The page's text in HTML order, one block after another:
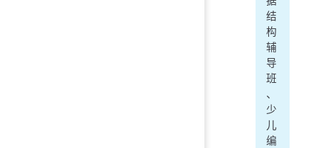
结
构
辅
导
班
、
少
儿
编